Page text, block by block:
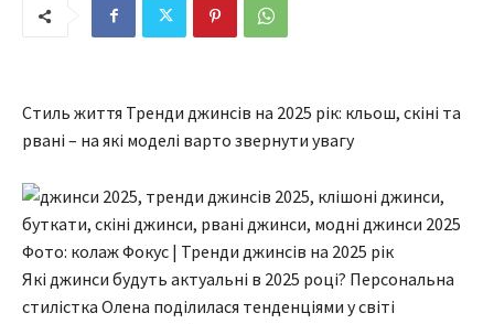
Стиль життя Тренди джинсів на 2025 рік: кльош, скіні та
рвані – на які моделі варто звернути увагу
Фото: колаж Фокус | Тренди джинсів на 2025 рік
Які джинси будуть актуальні в 2025 році? Персональна
стилістка Олена поділилася тенденціями у світі